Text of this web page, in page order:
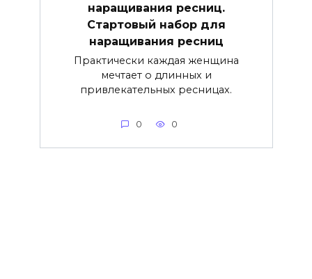
наращивания ресниц.
Стартовый набор для
наращивания ресниц
Практически каждая женщина
мечтает о длинных и
привлекательных ресницах.
0 0